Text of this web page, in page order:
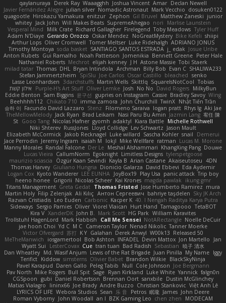
qaylanuraya
Derek Ray Waaagghh Joshua Vincent Amar Declan Newell
Javier Fernández Alegre julian silver Nomadic Astronaut Mark Vecchio dosuken0122
quagootle Hirokazu Yamakura enitzur Zephon Gil Bruvel Matthew Zaneski junior
whitey Jack John Will Makes Beats SupremeAhegao nori
Marlise Launstein
Vesperal Mind
Milk Crate Richard Gallagher Firelegend Toby Meadows Tyler Huff
Adam N'Diaye Gerardo Orozco Oskar Mendez NoGreatMystery Bike Kefeli shiipi
Arthur Lops Oliver Cromwell Tomer Meltser Luke Ridehalgh ADRIANO JONUS
Timothy Montoya soda basket SANTIAGO SANTOS ESTRADA j_ edak Josue Uribe
Anton Rubets Gui Ramalho Noah Patterson Jomenikia Bennett Greene Peter Hale
Nathaniel Roberts Mechrot elijah kenney J H Astone Massie Tobi Staerk
milad tatar Thomas DHL Bryan Intindola Archman Billy Bob Evan C SHALIWA233
Stefan Jammertzheim
SpiSlu Joe Carlos Oscar Castillo bleached senko
Lasse Leonhardsen 3darchstuffs Martin Wells Skittlq SquareIsNotCool Tobias
אילון קשת
Purple-H's Art Stuff Oliver Lemke Josh No No David Rogers MilkyBun
Eddie Benton Sam Biggins 윤구선 gupries on Instagram Cassie Bradley Savoy Wing
Beehhhh112 Chikato 710 imma zamora John Churchill TwinX Nhật Tiến Trần
승하 이 Facundo David Lazzaro Stenz Filomeno Saraiva logan pratt Rhys lg Aki Jae
TheMellowMelody Jack Ryan Brad Leikam Nasi Paru Bu Amin Jazmin Lang 宥任 陳
St Gooo Tang Nicolas Hafner gyomh adaktyl Kiara Battle Michelle Rothwell
Niki Shterev RussJones Lloyd Collidge Lev Schwartz Jason Mault
Elizabeth McCormick Jakob Recknagel Luke willard Sascha Kohler snail
Demerui
Jace Perrodin Jeremy Ingram isaiah M lokjl Mike Wellfare ratman Lucas M. Morone
Manny Morales Randal Falcone Der Le Meshal Alshammari KhangXing Pang Douwe
Lucas Vieira CallumNorm Egoknight Limitless Designs tylerspetgoose
maurizio sciascia
Özgür Kaan Sevindi Kayla B Arian Castane Akaiseutoseu 4DN
Thomas Harvey Giuliano Hungria Dionicio Galarza David Ebbevi Eda Aydemir
Logan Cox Kyoto Wanderer LEE EUNHA JoyBox19 Play Usa panic attack Trip boy
heeno honee Grigorii Nicolas Scheer Kai Krones magda pawlak
ikung gmr
Titans Management Greta Gedat Thomas Fristed Jose Humberto Ramirez mura
Martin Holy Filip Zelenjak Ali Kılıç Антон Сергеевич bahriye taşdelen Sky JK Arch
Razvan Cristiadis Leo Euden Carbonic Kacper K 40. I Nengah Raditya Karya Putra
Sideways Sergio Pamies Oliver Viorel Vlaican Hurt Hand Tamagoooo TetaBOT
Kira V XanderDK John B. Mark Scott HG Park William Karavites
Trollstuhl HagenLord Mark Habbish Call Me Sensei NotARectangle Noelle DeCuir
jae hoon Choi Yd C M C Cameron Taylor Nenad Nikolic Tanner Moerke
Victor Ofvergard 苏打 K Y Galahan Derek Anwyl W00k13 Released 50
MeTheManwich
iosgamertool Bob Ashton INFADEL Devin Mattox Jon Martello
Jan
Wyatt Sui
LesterCovax Cue tran tuan Bad Radish Sebastian 暁子 清水
Dan Wheatley Md. Wasif Anjum Lewis of the Rat Brigade Juan Pinilla My Name Iggy
Terifict Kiddow simsterns Olivier Babet Brandon Wilkie BlackSkyNinja
Pavel Karapud Daren Gallo Peleg Tabib Null Cole Johnson Joe Bergmann
Pav North Mike Rogers Bull Spit Sage Ryan Kirkland Luke White Yannick falgn0n
CGSpoon gubi Daniel Robertson Brennan Oort sanxbile Dustin McGlinchey
Matias Vialagro
lininx66 Joe Brady Andre Buzzo Christian Stankovic Việt Anh Lê
LYRICS OF LIFE Webora Studios Sean 乐 音 Petros 眠瓏 James John Deere
Roman Vyborny John Woodall an l BZK Gaming Leo chen zhen
MODECAM